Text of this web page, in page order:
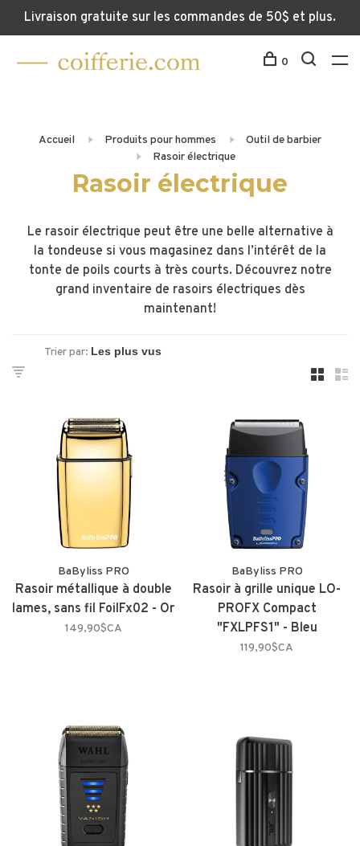
Livraison gratuite sur les commandes de 50$ et plus.
0
Accueil Produits pour hommes
Outil de barbier
Rasoir électrique
Rasoir électrique
Le rasoir électrique peut être une belle alternative à
la tondeuse si vous magasinez dans l’intérêt de la
tonte de poils courts à très courts. Découvrez notre
grand inventaire de rasoirs électriques dès
maintenant!
Trier par:
BaByliss PRO
Rasoir métallique à double
lames, sans fil FoilFx02 - Or
149,90$CA
BaByliss PRO
Rasoir à grille unique LO-
PROFX Compact
"FXLPFS1" - Bleu
119,90$CA